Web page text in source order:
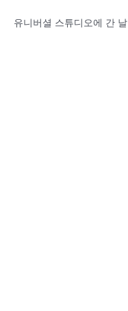
유니버셜 스튜디오에 간 날